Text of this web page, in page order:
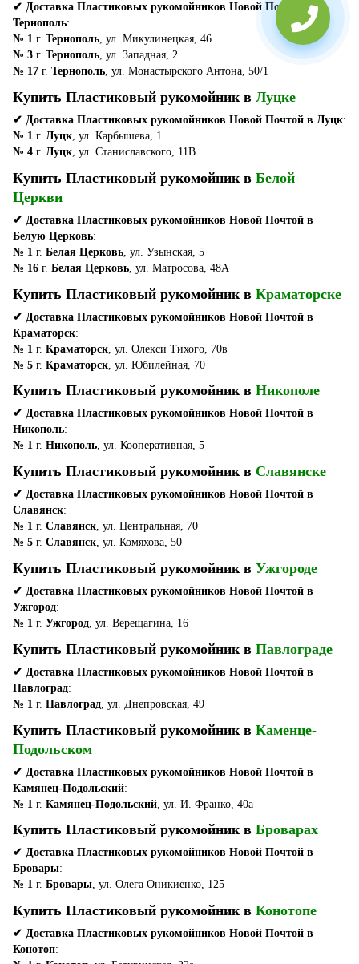
✔ Доставка Пластиковых рукомойников Новой Почтой в
Тернополь:
№ 1 г. Тернополь, ул. Микулинецкая, 46
№ 3 г. Тернополь, ул. Западная, 2
№ 17 г. Тернополь, ул. Монастырского Антона, 50/1
Купить Пластиковый рукомойник в Луцке
✔ Доставка Пластиковых рукомойников Новой Почтой в Луцк:
№ 1 г. Луцк , ул. Карбышева, 1
№ 4 г. Луцк , ул. Станиславского, 11В
Купить Пластиковый рукомойник в Белой
Церкви
✔ Доставка Пластиковых рукомойников Новой Почтой в
Белую Церковь:
№ 1 г. Белая Церковь , ул. Узынская, 5
№ 16 г. Белая Церковь , ул. Матросова, 48А
Купить Пластиковый рукомойник в Краматорске
✔ Доставка Пластиковых рукомойников Новой Почтой в
Краматорск:
№ 1 г. Краматорск , ул. Олекси Тихого, 70в
№ 5 г. Краматорск , ул. Юбилейная, 70
Купить Пластиковый рукомойник в Никополе
✔ Доставка Пластиковых рукомойников Новой Почтой в
Никополь:
№ 1 г. Никополь, ул. Кооперативная, 5
Купить Пластиковый рукомойник в Славянске
✔ Доставка Пластиковых рукомойников Новой Почтой в
Славянск:
№ 1 г. Славянск, ул. Центральная, 70
№ 5 г. Славянск, ул. Комяхова, 50
Купить Пластиковый рукомойник в Ужгороде
✔ Доставка Пластиковых рукомойников Новой Почтой в
Ужгород:
№ 1 г. Ужгород , ул. Верещагина, 16
Купить Пластиковый рукомойник в Павлограде
✔ Доставка Пластиковых рукомойников Новой Почтой в
Павлоград:
№ 1 г. Павлоград , ул. Днепровская, 49
Купить Пластиковый рукомойник в Каменце-
Подольском
✔ Доставка Пластиковых рукомойников Новой Почтой в
Камянец-Подольский:
№ 1 г. Камянец-Подольский , ул. И. Франко, 40а
Купить Пластиковый рукомойник в Броварах
✔ Доставка Пластиковых рукомойников Новой Почтой в
Бровары:
№ 1 г. Бровары, ул. Олега Оникиенко, 125
Купить Пластиковый рукомойник в Конотопе
✔ Доставка Пластиковых рукомойников Новой Почтой в
Конотоп: